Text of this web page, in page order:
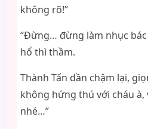
không rõ!”
“Đừng… đừng làm nhục
hổ thì thầm.
Thành Tấn dần chậm lại,
không hứng thú với cháu à,
nhé…”